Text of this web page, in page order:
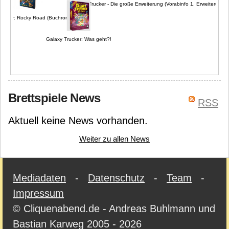
Galaxy Trucker - Die große Erweiterung (Vorabinfo 1. Erweiterung)
Rocky Road (Buchroman)
Galaxy Trucker: Was geht?!
RSS
Brettspiele News
Aktuell keine News vorhanden.
Weiter zu allen News
Mediadaten - Datenschutz - Team -
Impressum
© Cliquenabend.de - Andreas Buhlmann und
Bastian Karweg 2005 - 2026